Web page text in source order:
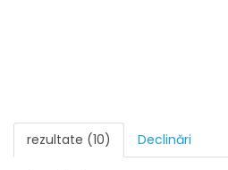
rezultate (10) Declinări